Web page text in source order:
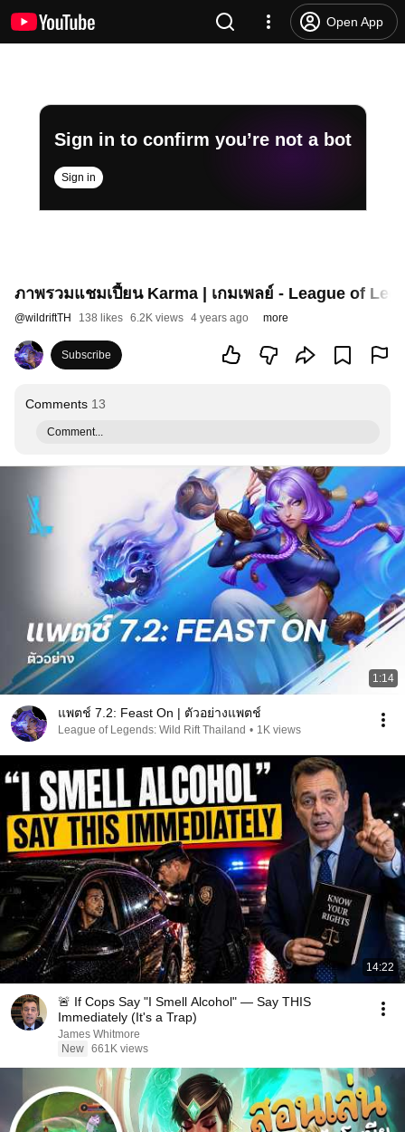
Open App
Sign in to confirm you’re not a bot
Sign in
ภาพรวมแชมเปี้ยน Karma | เกมเพลย์ - League of
@wildriftTH 138 likes 6.2K views 4 years ago more
Subscribe
Comments 13
Comment...
1:14
แพตช์ 7.2: Feast On | ตัวอย่างแพตช์
League of Legends: Wild Rift Thailand • 1K views
14:22
🚨 If Cops Say "I Smell Alcohol" — Say THIS
Immediately (It's a Trap)
James Whitmore
New 661K views